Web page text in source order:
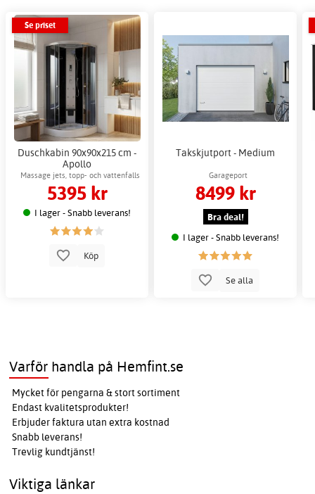
Se priset
Duschkabin 90x90x215 cm -
Apollo
Massage jets, topp- och vattenfalls
dusch
5395 kr
I lager - Snabb leverans!
Köp
Takskjutport - Medium
Garageport
8499 kr
Bra deal!
I lager - Snabb leverans!
Se alla
Varför handla på Hemfint.se
Mycket för pengarna & stort sortiment
Endast kvalitetsprodukter!
Erbjuder faktura utan extra kostnad
Snabb leverans!
Trevlig kundtjänst!
Viktiga länkar